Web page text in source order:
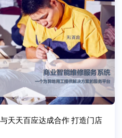
天天百应达成合作 打造门店